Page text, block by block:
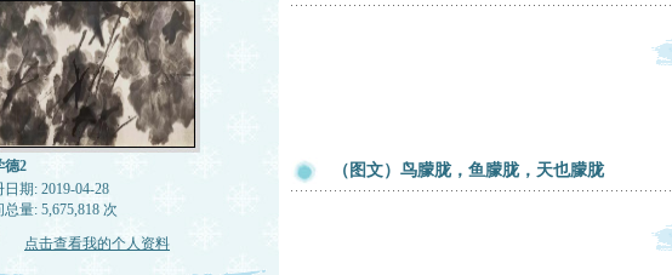
德2
日期: 2019-04-28
总量: 5,675,818 次
点击查看我的个人资料
（图文）鸟朦胧，鱼朦胧，天也朦胧